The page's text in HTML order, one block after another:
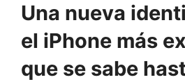
Una nueva
el iPhone más
que se sabe